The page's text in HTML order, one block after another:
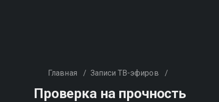
Главная / Записи ТВ-эфиров /
Проверка на прочность